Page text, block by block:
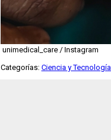
unimedical_care / Instagram
Categorías: Ciencia y Tecnología